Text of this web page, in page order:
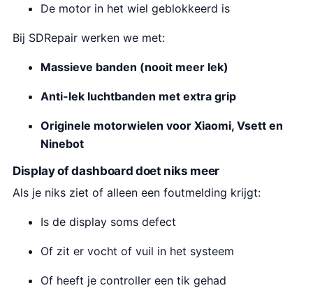
De motor in het wiel geblokkeerd is
Bij SDRepair werken we met:
Massieve banden (nooit meer lek)
Anti-lek luchtbanden met extra grip
Originele motorwielen voor Xiaomi, Vsett en
Ninebot
Display of dashboard doet niks meer
Als je niks ziet of alleen een foutmelding krijgt:
Is de display soms defect
Of zit er vocht of vuil in het systeem
Of heeft je controller een tik gehad